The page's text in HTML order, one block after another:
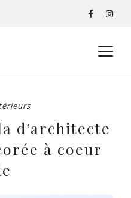
d’architecte
à coeur